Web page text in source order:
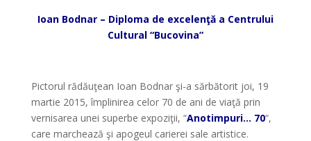
Ioan Bodnar – Diploma de excelenţă a Centrului
Cultural “Bucovina”
Pictorul rădăuţean Ioan Bodnar şi-a sărbătorit joi, 19
martie 2015, împlinirea celor 70 de ani de viaţă prin
vernisarea unei superbe expoziţii, “Anotimpuri… 70“,
care marchează şi apogeul carierei sale artistice.